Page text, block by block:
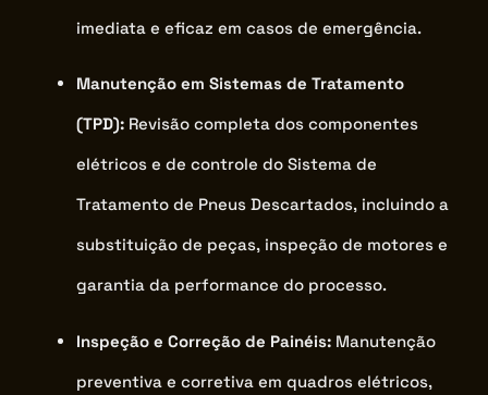
imediata e eficaz em casos de emergência.
Manutenção em Sistemas de Tratamento
(TPD): Revisão completa dos componentes
elétricos e de controle do Sistema de
Tratamento de Pneus Descartados, incluindo a
substituição de peças, inspeção de motores e
garantia da performance do processo.
Inspeção e Correção de Painéis: Manutenção
preventiva e corretiva em quadros elétricos,